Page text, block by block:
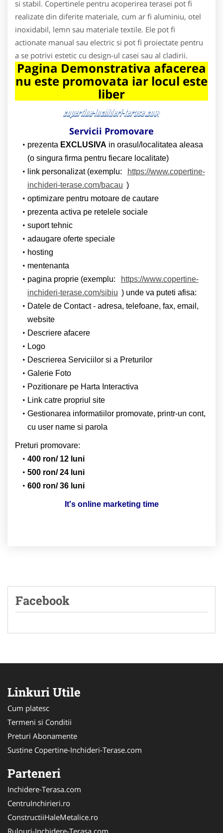
si stabil. Copertinele pentru acoperirea terasei pot fi
realizate din diferite materiale, cum ar fi aluminiu, otel
inoxidabil, lemn sau materiale textile. Ele pot fi
actionate manual sau electric si pot fi proiectate pentru
a se potrivi estetic cu design-ul casei sau al cladirii.
Pagina Demonstrativa afacerea
nu este promovata iar locul este
liber
Servicii Promovare
prezenta EXCLUSIVA in orasul/localitatea aleasa
(o singura firma pentru fiecare localitate)
link personalizat (exemplu:
https://www.copertine-
inchideri-terase.com/bacau )
optimizare pentru motoare de cautare
prezenta activa pe retelele sociale
suport tehnic
adaugare oferte speciale
hosting
mentenanta
pagina proprie (exemplu:
https://www.copertine-
inchideri-terase.com/sibiu ) unde va puteti afisa:
Datele de Contact - adresa, telefoane, fax, email,
website
Descriere afacere
Logo
Descrierea Serviciilor si a Preturilor
Galerie Foto
Pozitionare pe Harta Interactiva
Link catre propriul site
Gestionarea informatiilor promovate, printr-un cont,
cu user name si parola
Preturi promovare:
400 ron/ 12 luni
500 ron/ 24 luni
600 ron/ 36 luni
It's online marketing time
Facebook
Linkuri Utile
Cum platesc
Termeni si Conditii
Preturi Abonamente
Sustine Copertine-Inchideri-Terase.com
Parteneri
Inchidere-Terasa.com
CentruInchirieri.ro
ConstructiiHaleMetalice.ro
Rulouri-Inchidere-Terasa.com